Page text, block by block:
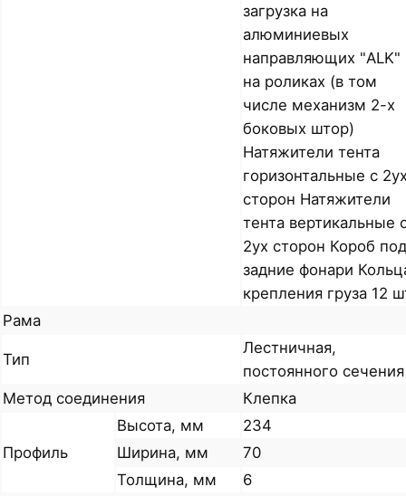
загрузка на
алюминиевых
направляющих "ALK"
на роликах (в том
числе механизм 2-х
боковых штор)
Натяжители тента
горизонтальные с
сторон Натяжители
тента вертикальные
2ух сторон Короб под
задние фонари
крепления груза 12
Рама
Тип
Лестничная,
постоянного сечения
Метод соединения
Клепка
Профиль
Высота, мм
234
Ширина, мм
70
Толщина, мм
6